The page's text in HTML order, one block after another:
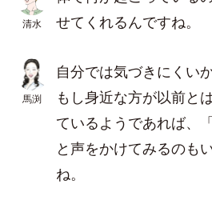
清水
せてくれるんですね。
馬渕
自分では気づきにくい
もし身近な方が以前と
ているようであれば、
と声をかけてみるのも
ね。